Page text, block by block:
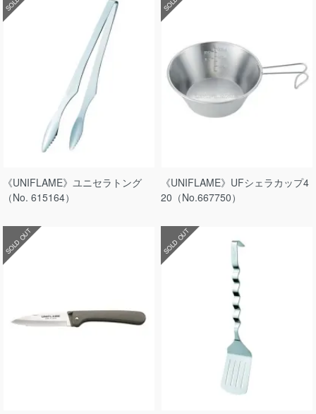
《UNIFLAME》ユニセラトング
（No. 615164）
《UNIFLAME》UFシェラカップ4
20（No.667750）
SOLD OUT SOLD OUT